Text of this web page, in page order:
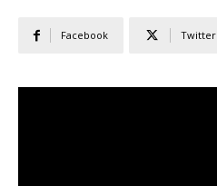
Facebook Twitter